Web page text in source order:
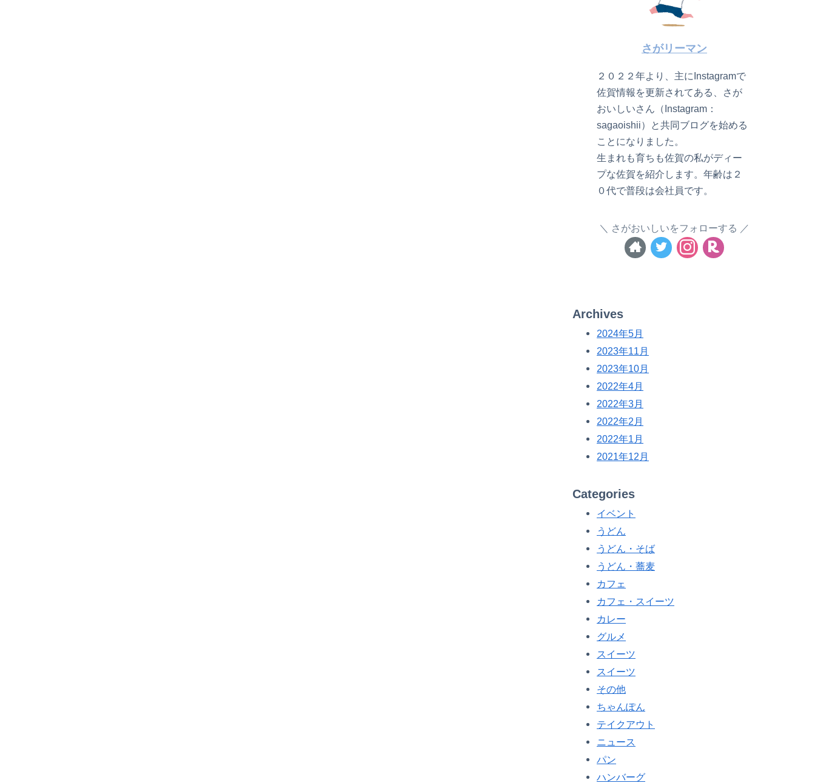
さがリーマン
２０２２年より、主にInstagramで
佐賀情報を更新されてある、さが
おいしいさん（Instagram：
sagaoishii）と共同ブログを始める
ことになりました。
生まれも育ちも佐賀の私がディー
プな佐賀を紹介します。年齢は２
０代で普段は会社員です。
さがおいしいをフォローする
Archives
2024年5月
2023年11月
2023年10月
2022年4月
2022年3月
2022年2月
2022年1月
2021年12月
Categories
イベント
うどん
うどん・そば
うどん・蕎麦
カフェ
カフェ・スイーツ
カレー
グルメ
スイーツ
スイーツ
その他
ちゃんぽん
テイクアウト
ニュース
パン
ハンバーグ